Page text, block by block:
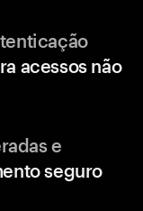
acessos não
e
seguro